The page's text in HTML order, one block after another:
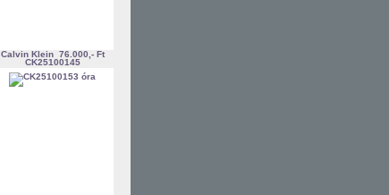
Calvin Klein 76.000,- Ft
CK25100145